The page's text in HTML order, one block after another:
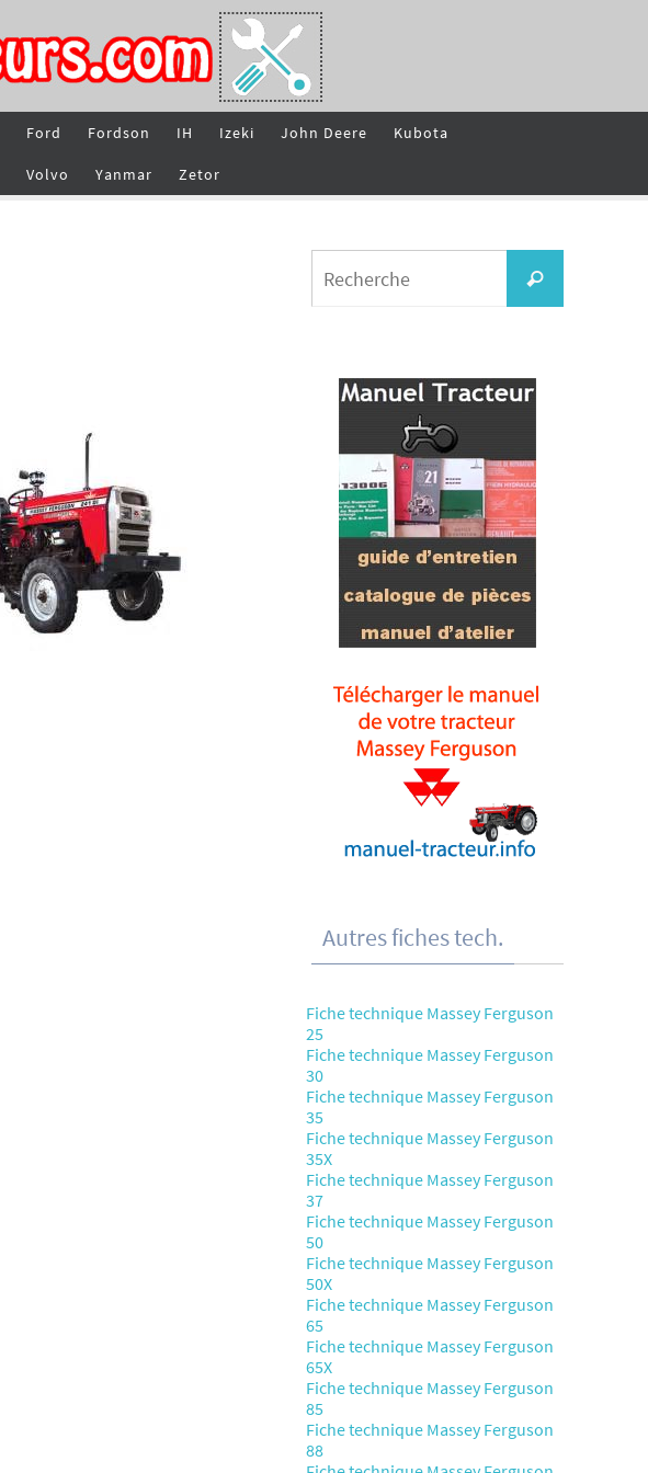
Ford Fordson IH Izeki John Deere Kubota
Volvo Yanmar Zetor
Recherche
Autres fiches tech.
Fiche technique Massey Ferguson
25
Fiche technique Massey Ferguson
30
Fiche technique Massey Ferguson
35
Fiche technique Massey Ferguson
35X
Fiche technique Massey Ferguson
37
Fiche technique Massey Ferguson
50
Fiche technique Massey Ferguson
50X
Fiche technique Massey Ferguson
65
Fiche technique Massey Ferguson
65X
Fiche technique Massey Ferguson
85
Fiche technique Massey Ferguson
88